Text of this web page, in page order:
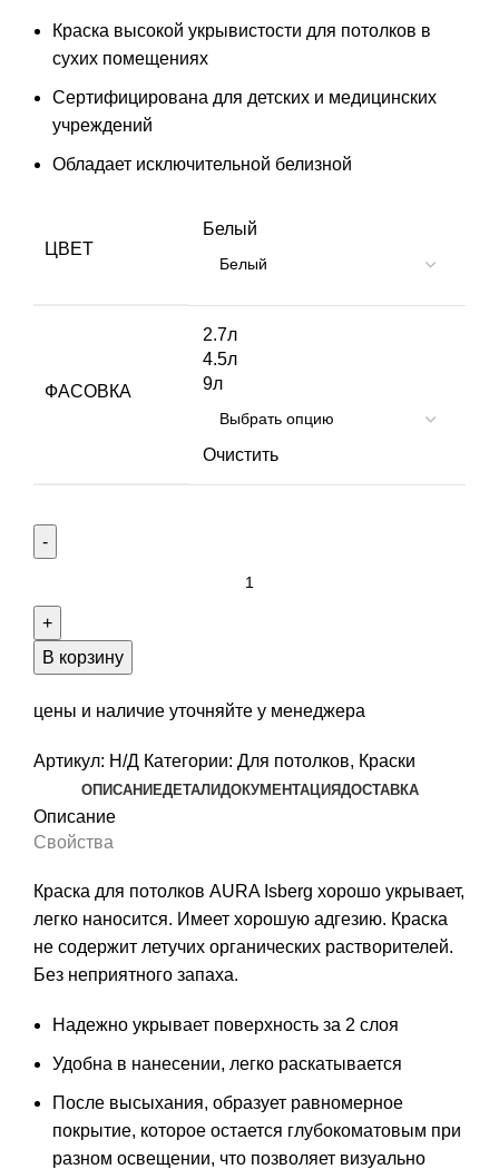
Краска высокой укрывистости для потолков в
сухих помещениях
Сертифицирована для детских и медицинских
учреждений
Обладает исключительной белизной
ЦВЕТ
Белый
ФАСОВКА
2.7л
4.5л
9л
Очистить
Краска
для
AURA
В корзину
цены и наличие уточняйте у менеджера
Артикул: Н/Д Категории: Для потолков, Краски
ОПИСАНИЕДЕТАЛИДОКУМЕНТАЦИЯДОСТАВКА
Описание
Свойства
Краска для потолков AURA Isberg хорошо укрывает,
легко наносится. Имеет хорошую адгезию. Краска
не содержит летучих органических растворителей.
Без неприятного запаха.
Надежно укрывает поверхность за 2 слоя
Удобна в нанесении, легко раскатывается
После высыхания, образует равномерное
покрытие, которое остается глубокоматовым при
разном освещении, что позволяет визуально